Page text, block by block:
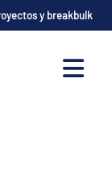
y breakbulk